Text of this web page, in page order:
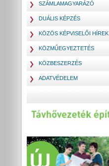
SZÁMLAMAGYARÁZÓ
DUÁLIS KÉPZÉS
KÖZÖS KÉPVISELŐI HÍREK
KÖZMŰEGYEZTETÉS
KÖZBESZERZÉS
ADATVÉDELEM